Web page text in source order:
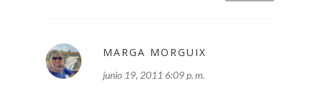
MARGA MORGUIX
junio 19, 2011 6:09 p. m.